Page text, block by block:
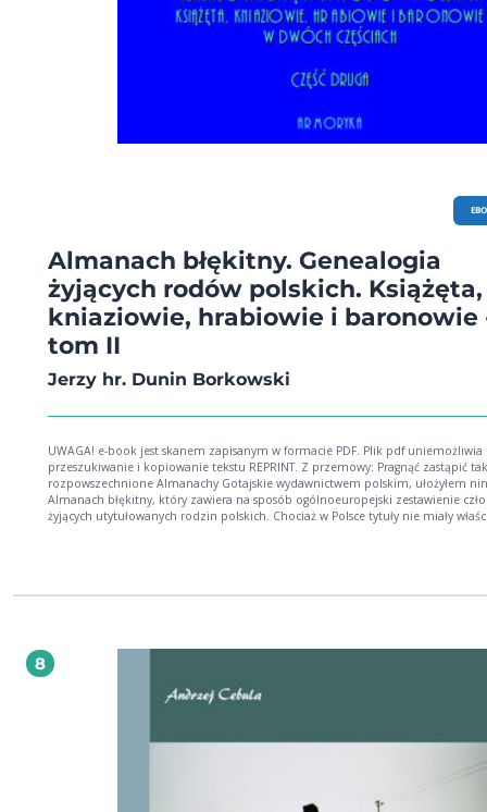
Almanach błękitny. Genealogia
żyjących rodów polskich. Książęta,
kniaziowie, hrabiowie i baronowie
tom II
Jerzy hr. Dunin Borkowski
UWAGA! e-book jest skanem zapisanym w formacie PDF. Plik pdf uniemożliwia
przeszukiwanie i kopiowanie tekstu REPRINT. Z przemowy: Pragnąć zastąpić
rozpowszechnione Almanachy Gotajskie wydawnictwem polskim, ułożyłem
Almanach błękitny, który zawiera na sposób ogólnoeuropejski zestawienie
żyjących utytułowanych rodzin polskich. Chociaż w Polsce tytuły nie miały
części spoczywało. Dlatego też oznaczam gwiazdkami, a mianowicie jedną,
8